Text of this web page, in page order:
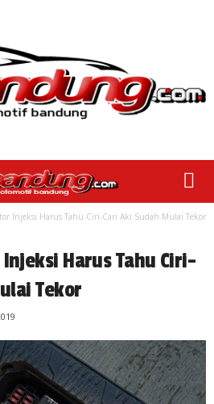
Injeksi Harus Tahu Ciri-Cari Aki Sudah Mulai Tekor
Harus Tahu Ciri-
Tekor